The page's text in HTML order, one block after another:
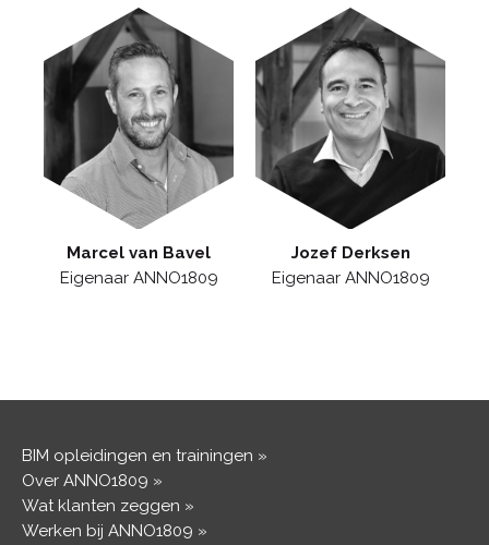
Marcel van Bavel
Eigenaar ANNO1809
Jozef Derksen
Eigenaar ANNO1809
BIM opleidingen en trainingen
Over ANNO1809
Wat klanten zeggen
Werken bij ANNO1809